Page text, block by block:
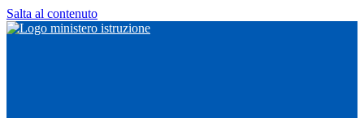
Salta al contenuto